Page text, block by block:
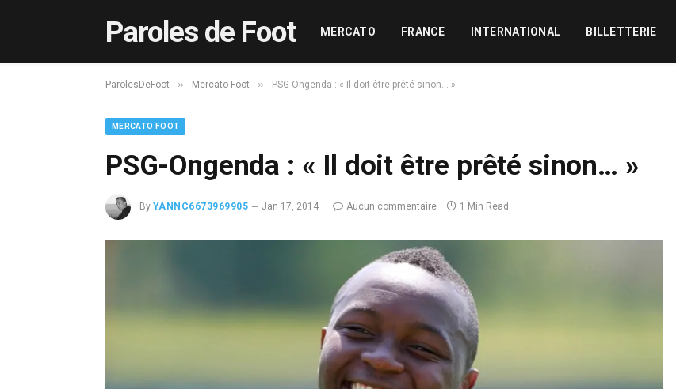
Paroles de Foot MERCATO FRANCE INTERNATIONAL BILLETTERIE
ParolesDeFoot » Mercato Foot » PSG-Ongenda : « Il doit être prêté sinon… »
MERCATO FOOT
PSG-Ongenda : « Il doit être prêté sinon… »
By YANNC6673969905 Jan 17, 2014 Aucun commentaire 1 Min Read